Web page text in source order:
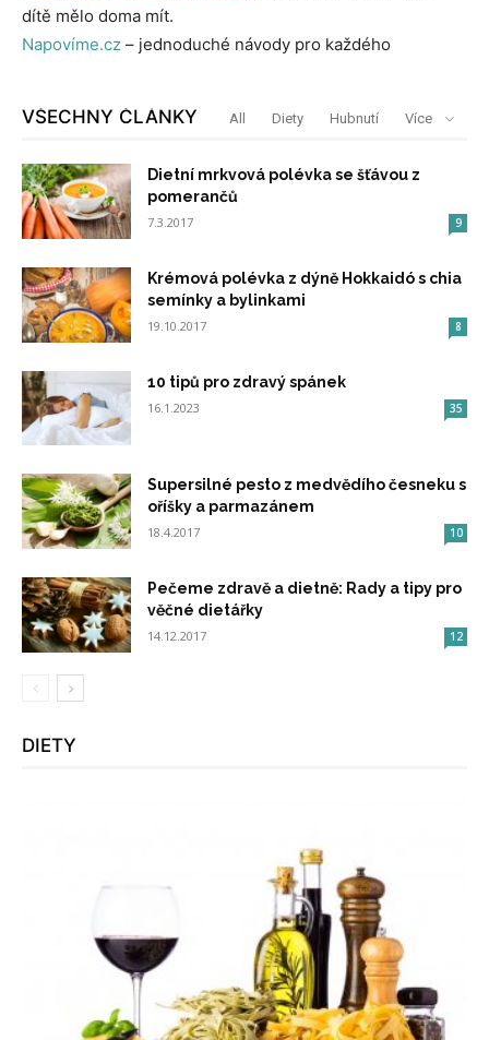
dítě mělo doma mít.
Napovíme.cz – jednoduché návody pro každého
VŠECHNY ČLÁNKY All Diety Hubnutí Více
Dietní mrkvová polévka se šťávou z
pomerančů
7.3.2017 9
Krémová polévka z dýně Hokkaidó s chia
semínky a bylinkami
19.10.2017 8
10 tipů pro zdravý spánek
16.1.2023 35
Supersilné pesto z medvědího česneku s
oříšky a parmazánem
18.4.2017 10
Pečeme zdravě a dietně: Rady a tipy pro
věčné dietářky
14.12.2017 12
DIETY